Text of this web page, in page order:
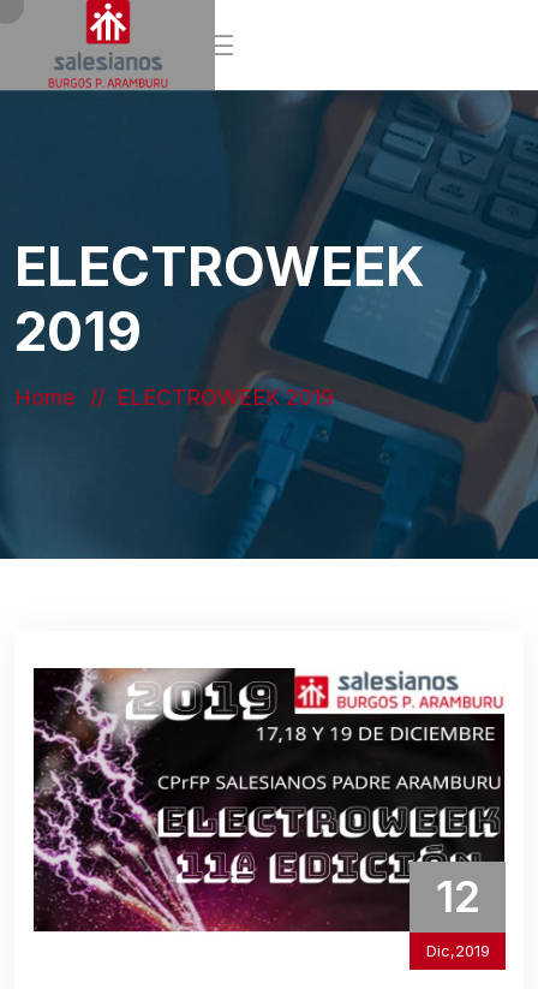
ELECTROWEEK
2019
Home ELECTROWEEK 2019
12
Dic,2019